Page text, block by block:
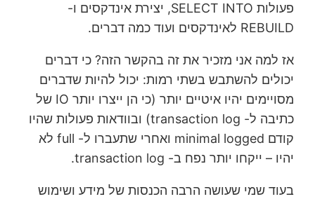
פעולות SELECT INTO, יצירת אינדקסים ו-
REBUILD לאינדקסים ועוד כמה דברים.
אז למה אני מזכיר את זה בהקשר הזה? כי דברים
יכולים להשתבש בשתי רמות: יכול להיות שדברים
מסויימים יהיו איטיים יותר (כי הן ייצרו יותר IO של
כתיבה ל- transaction log) ובוודאות פעולות שהיו
קודם minimal logged ואחרי שתעברו ל- full לא
יהיו – ייקחו יותר נפח ב- transaction log.
בעוד שמי שעושה הרבה הכנסות של מידע ושימוש